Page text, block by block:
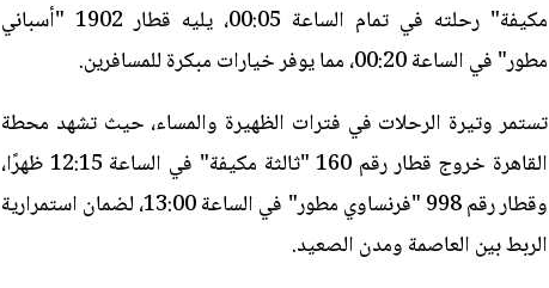
مكيفة" رحلته في تمام الساعة 00:05، يليه قطار 1902 "أسباني
مطور" في الساعة 00:20، مما يوفر خيارات مبكرة للمسافرين.
تستمر وتيرة الرحلات في فترات الظهيرة والمساء، حيث تشهد محطة
القاهرة خروج قطار رقم 160 "ثالثة مكيفة" في الساعة 12:15 ظهرًا،
وقطار رقم 998 "فرنساوي مطور" في الساعة 13:00، لضمان استمرارية
الربط بين العاصمة ومدن الصعيد.